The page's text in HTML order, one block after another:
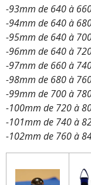
-93mm de 640 à
-94mm de 640 à
-95mm de 640 à
-96mm de 640 à
-97mm de 660 à
-98mm de 680 à
-99mm de 700 à
-100mm de 720 à
-101mm de 740 à
-102mm de 760 à